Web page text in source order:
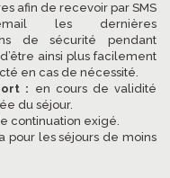
afin de recevoir par SMS
les dernières
de sécurité pendant
ainsi plus facilement
en cas de nécessité.
: en cours de validité
du séjour.
continuation exigé.
pour les séjours de moins